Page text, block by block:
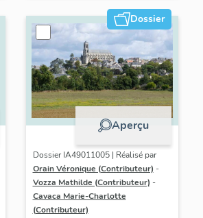
Dossier
Aperçu
Dossier IA49011005 | Réalisé par
Orain Véronique (Contributeur) -
Vozza Mathilde (Contributeur) -
Cavaca Marie-Charlotte
(Contributeur)